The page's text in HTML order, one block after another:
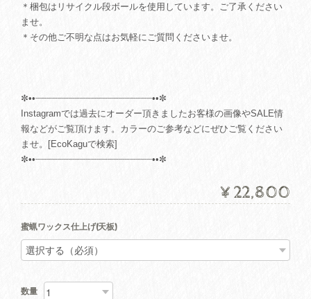
＊梱包はリサイクル段ボールを使用しています。ご了承ください
ませ。
＊その他ご不明な点はお気軽にご質問くださいませ。
✼••┈┈┈┈┈┈┈┈┈┈┈┈┈┈┈┈┈┈┈┈┈••✼
Instagramでは過去にオーダー頂きましたお客様の画像やSALE情
報などがご覧頂けます。カラーのご参考などにぜひご覧ください
ませ。[EcoKaguで検索]
✼••┈┈┈┈┈┈┈┈┈┈┈┈┈┈┈┈┈┈┈┈┈••✼
¥22,800
蜜蝋ワックス仕上げ(天板)
数量